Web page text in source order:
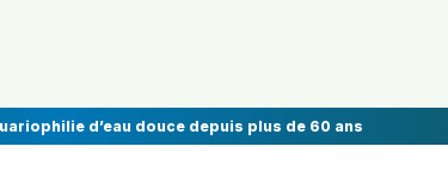
d’eau douce depuis plus de 60 ans